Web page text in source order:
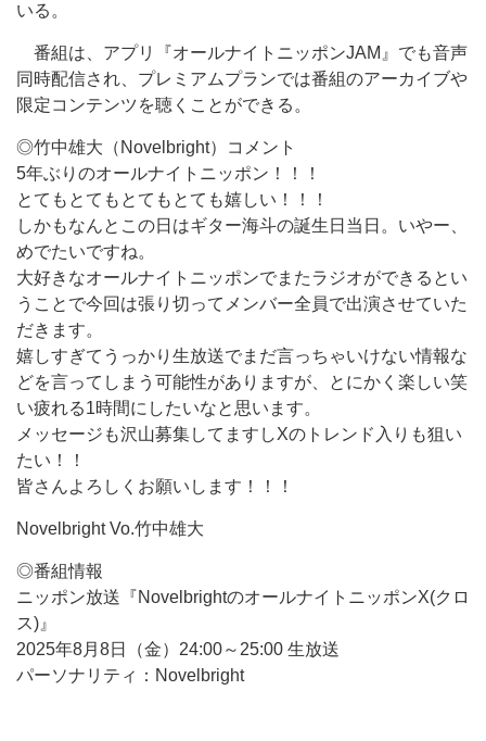
いる。
番組は、アプリ『オールナイトニッポンJAM』でも音声
同時配信され、プレミアムプランでは番組のアーカイブや
限定コンテンツを聴くことができる。
◎竹中雄大（Novelbright）コメント
5年ぶりのオールナイトニッポン！！！
とてもとてもとてもとても嬉しい！！！
しかもなんとこの日はギター海斗の誕生日当日。いやー、
めでたいですね。
大好きなオールナイトニッポンでまたラジオができるとい
うことで今回は張り切ってメンバー全員で出演させていた
だきます。
嬉しすぎてうっかり生放送でまだ言っちゃいけない情報な
どを言ってしまう可能性がありますが、とにかく楽しい笑
い疲れる1時間にしたいなと思います。
メッセージも沢山募集してますしXのトレンド入りも狙い
たい！！
皆さんよろしくお願いします！！！
Novelbright Vo.竹中雄大
◎番組情報
ニッポン放送『NovelbrightのオールナイトニッポンX(クロ
ス)』
2025年8月8日（金）24:00～25:00 生放送
パーソナリティ：Novelbright